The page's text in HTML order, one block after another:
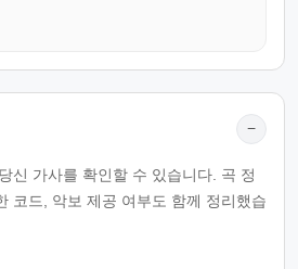
−
신 가사를 확인할 수 있습니다. 곡 정
코드, 악보 제공 여부도 함께 정리했습